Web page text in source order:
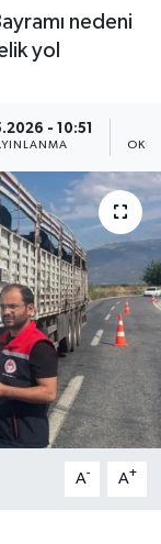
nedeni
yol
- 10:51
A- A+